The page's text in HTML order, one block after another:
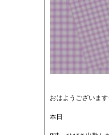
おはようございま
本日